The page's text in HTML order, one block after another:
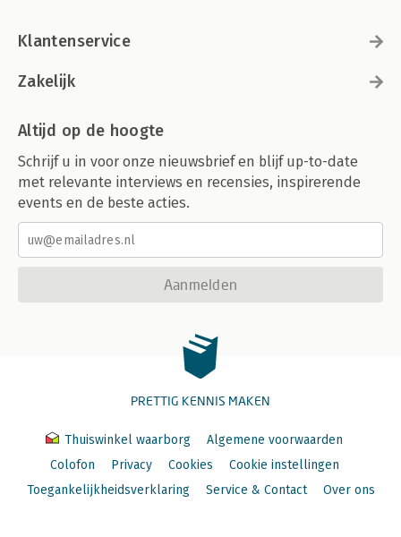
Klantenservice
Zakelijk
Altijd op de hoogte
Schrijf u in voor onze nieuwsbrief en blijf up-to-date
met relevante interviews en recensies, inspirerende
events en de beste acties.
Aanmelden
PRETTIG KENNIS MAKEN
Thuiswinkel waarborg
Algemene voorwaarden
Colofon
Privacy Cookies
Cookie instellingen
Toegankelijkheidsverklaring
Service & Contact Over ons